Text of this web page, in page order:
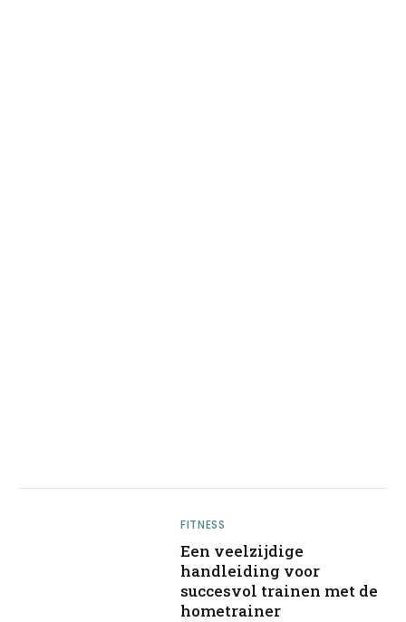
FITNESS
Een veelzijdige
handleiding voor
succesvol trainen met de
hometrainer